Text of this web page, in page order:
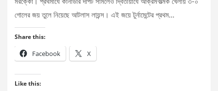
মরক্কো। প্রথমার্ধে কানাডার দাপট সামলেও দ্বিতীয়ার্ধে আক্রমণাত্মক খেলায় ৩-০
গোলের জয় তুলে নিয়েছে আটলাস লায়ন্স। এই জয়ে টুর্নামেন্টের প্রথম…
Share this:
Facebook X
Like this: